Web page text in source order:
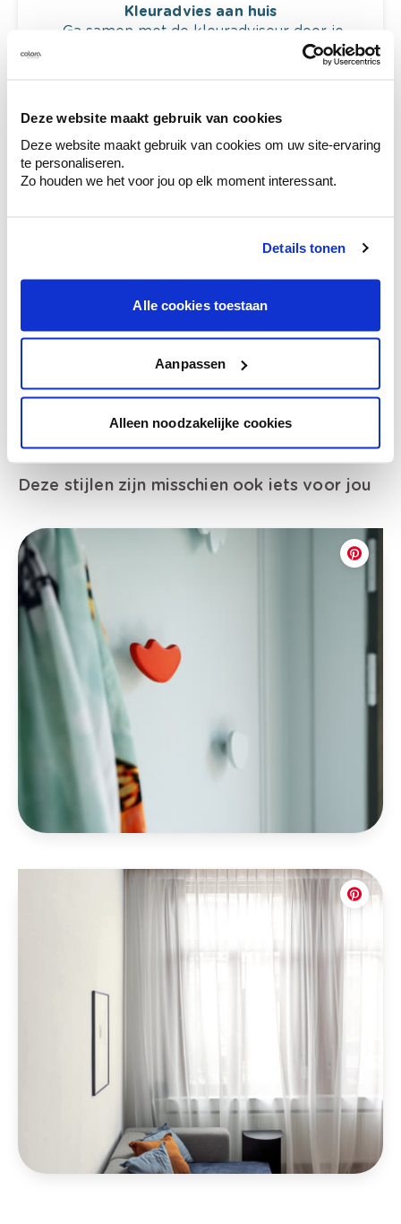
Deze website maakt gebruik van cookies
Deze website maakt gebruik van cookies om uw site-ervaring
te personaliseren.
Zo houden we het voor jou op elk moment interessant.
Details tonen
Alle cookies toestaan
Aanpassen
Alleen noodzakelijke cookies
Kleuradvies aan huis
Ga samen met de kleuradviseur door je
Krijg ineens een technologische check-up
van je muren.
Bekijk je kleur in de winkel
Ontdek er kleurechte stalen van je
te verfijnen.
Krijg persoonlijk advies om kleuren te
combineren.
Deze stijlen zijn misschien ook iets voor jou